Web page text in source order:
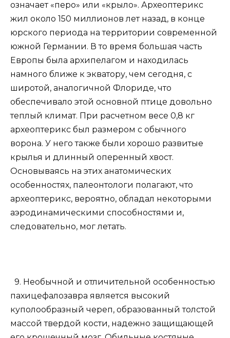
означает «перо» или «крыло». Археоптерикс
жил около 150 миллионов лет назад, в конце
юрского периода на территории современной
южной Германии. В то время большая часть
Европы была архипелагом и находилась
намного ближе к экватору, чем сегодня, с
широтой, аналогичной Флориде, что
обеспечивало этой основной птице довольно
теплый климат. При расчетном весе 0,8 кг
археоптерикс был размером с обычного
ворона. У него также были хорошо развитые
крылья и длинный оперенный хвост.
Основываясь на этих анатомических
особенностях, палеонтологи полагают, что
археоптерикс, вероятно, обладал некоторыми
аэродинамическими способностями и,
следовательно, мог летать.
9. Необычной и отличительной особенностью
пахицефалозавра является высокий
куполообразный череп, образованный толстой
массой твердой кости, надежно защищающей